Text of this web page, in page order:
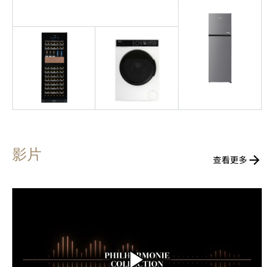
影片 查看更多